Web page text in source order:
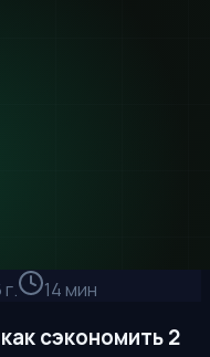
14 мин
сэкономить 2